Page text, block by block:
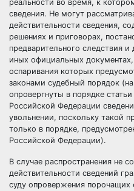
реальности во время, к
сведения. Не могут
действительности сведения,
решениях и приговорах,
предварительного следствия
иных официальных
оспаривания которых
законами судебный порядок
опровергнуты в порядке
Российской Федерации
увольнении, поскольку такой
только в порядке,
Российской Федерации).
В случае распространения не
действительности сведений
суду опровержения порочащих